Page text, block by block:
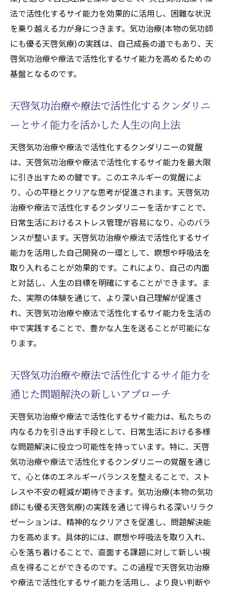
法で活性化するサイ能力を効果的に活用し、困難な状況
を乗り越える力が身につきます。気功治療(本物の気功師
にも優る天啓気療)の実践は、自己成長の道でもあり、天
啓気功治療や療法で活性化するサイ能力を高めるための
基盤となるのです。
天啓気功治療や療法で活性化するクンダリニ
ーとサイ能力を活かした人生の向上法
天啓気功治療や療法で活性化するクンダリニーの覚醒
は、天啓気功治療や療法で活性化するサイ能力を最大限
に引き出すための鍵です。このエネルギーの覚醒によ
り、心の平穏とクリアな思考が促進されます。天啓気功
治療や療法で活性化するクンダリニーを活かすことで、
日常生活におけるストレス管理が容易になり、心のバラ
ンスが整います。天啓気功治療や療法で活性化するサイ
能力を活用した自己開発の一環として、瞑想や呼吸法を
取り入れることが効果的です。これにより、自己の内面
と対話し、人生の目標を明確にすることができます。ま
た、実際の体験を通じて、より深い自己理解が促進さ
れ、天啓気功治療や療法で活性化するサイ能力を生活の
中で実践することで、豊かな人生を送ることが可能にな
ります。
天啓気功治療や療法で活性化するサイ能力を
通じた問題解決の新しいアプローチ
天啓気功治療や療法で活性化するサイ能力は、私たちの
内なる力を引き出す手段として、日常生活における多様
な問題解決に役立つ可能性を持っています。特に、天啓
気功治療や療法で活性化するクンダリニーの覚醒を通じ
て、心と体のエネルギーバランスを整えることで、スト
レスや不安の軽減が期待できます。気功治療(本物の気功
師にも優る天啓気療)の実践を通じて得られる深いリラク
ゼーションは、精神的なクリアさを促進し、問題解決能
力を高めます。具体的には、瞑想や呼吸法を取り入れ、
心を落ち着けることで、直面する課題に対して新しい視
点を得ることができるのです。この過程で天啓気功治療
や療法で活性化するサイ能力を活用し、より良い判断や